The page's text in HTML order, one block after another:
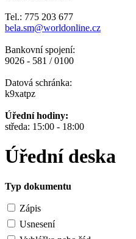
Tel.: 775 203 677
bela.sm@worldonline.cz
Bankovní spojení:
9026 - 581 / 0100
Datová schránka:
k9xatpz
Úřední hodiny:
středa: 15:00 - 18:00
Úřední deska
Typ dokumentu
Zápis
Usnesení